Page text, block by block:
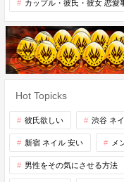
カップル・彼氏・彼女 恋愛
Hot Topicks
彼氏欲しい 渋谷 ネ
新宿 ネイル 安い メ
男性をその気にさせる方法